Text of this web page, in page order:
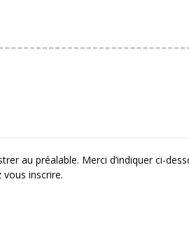
au préalable. Merci d’indiquer ci-
vous inscrire.